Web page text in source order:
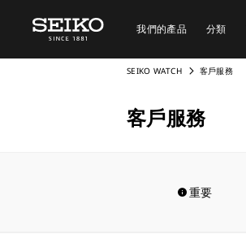
我們的產品 分類
SEIKO WATCH 客戶服務
客戶服務
重要